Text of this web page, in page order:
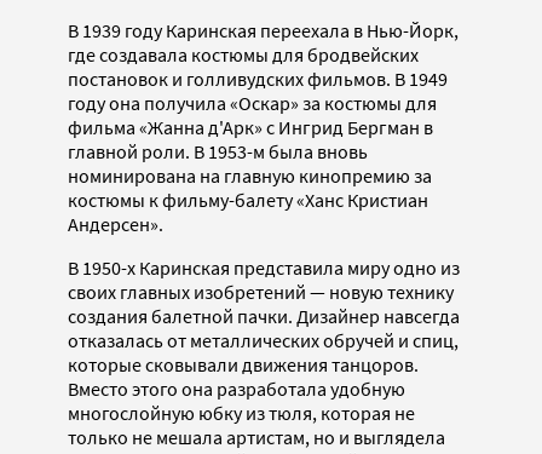
В 1939 году Каринская переехала в Нью-Йорк,
где создавала костюмы для бродвейских
постановок и голливудских фильмов. В 1949
году она получила «Оскар» за костюмы для
фильма «Жанна д'Арк» с Ингрид Бергман в
главной роли. В 1953-м была вновь
номинирована на главную кинопремию за
костюмы к фильму-балету «Ханс Кристиан
Андерсен».
В 1950-х Каринская представила миру одно из
своих главных изобретений — новую технику
создания балетной пачки. Дизайнер навсегда
отказалась от металлических обручей и спиц,
которые сковывали движения танцоров.
Вместо этого она разработала удобную
многослойную юбку из тюля, которая не
только не мешала артистам, но и выглядела